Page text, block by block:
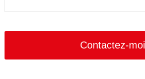
Email *
Contactez-moi